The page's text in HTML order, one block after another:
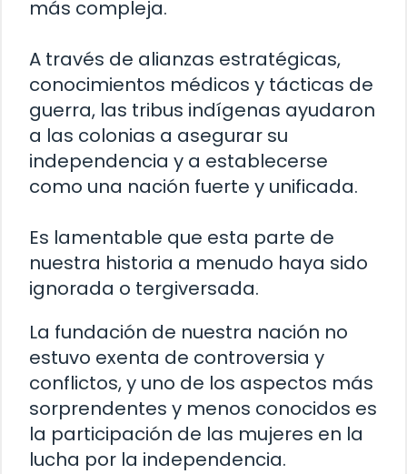
más compleja.
A través de alianzas estratégicas,
conocimientos médicos y tácticas de
guerra, las tribus indígenas ayudaron
a las colonias a asegurar su
independencia y a establecerse
como una nación fuerte y unificada.
Es lamentable que esta parte de
nuestra historia a menudo haya sido
ignorada o tergiversada.
La fundación de nuestra nación no
estuvo exenta de controversia y
conflictos, y uno de los aspectos más
sorprendentes y menos conocidos es
la participación de las mujeres en la
lucha por la independencia.